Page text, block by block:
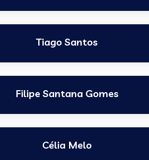
Tiago Santos
Filipe Santana Gomes
Célia Melo